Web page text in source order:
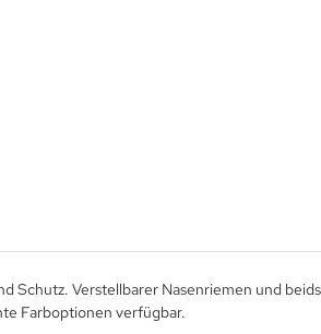
Verstellbarer Nasenriemen und
Farboptionen verfügbar.